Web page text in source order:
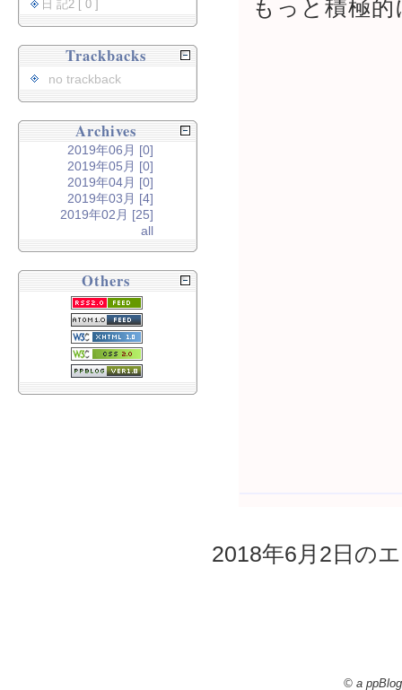
もっと積極
2018年6月2日の
日 記2 [ 0 ]
Trackbacks
no trackback
Archives
2019年06月 [0]
2019年05月 [0]
2019年04月 [0]
2019年03月 [4]
2019年02月 [25]
all
Others
© a